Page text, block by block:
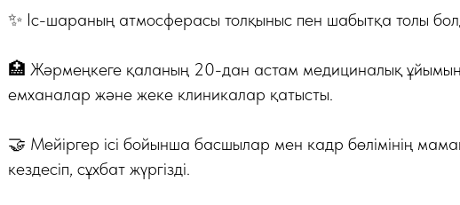
✨ Іс-шараның атмосферасы толқыныс пен шабытқа толы
🏥 Жәрмеңкеге қаланың 20-дан астам медициналық
емханалар және жеке клиникалар қатысты.
🤝 Мейіргер ісі бойынша басшылар мен кадр бөлімінің
кездесіп, сұхбат жүргізді.